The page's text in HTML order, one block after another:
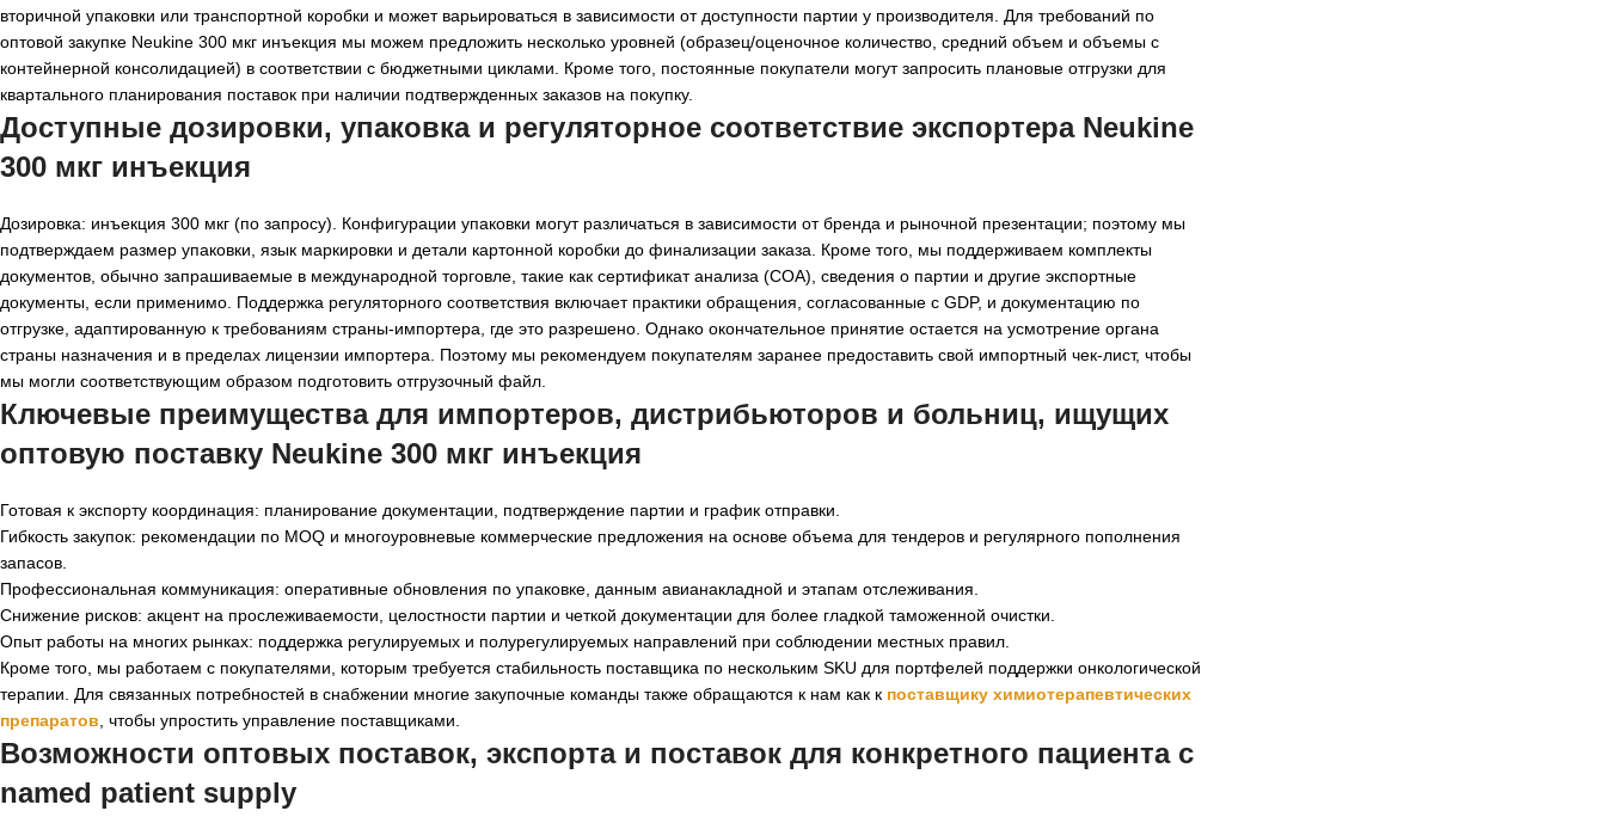
вторичной упаковки или транспортной коробки и может варьироваться в зависимости от доступности партии у производителя. Для требований по
оптовой закупке Neukine 300 мкг инъекция мы можем предложить несколько уровней (образец/оценочное количество, средний объем и объемы с
контейнерной консолидацией) в соответствии с бюджетными циклами. Кроме того, постоянные покупатели могут запросить плановые отгрузки для
квартального планирования поставок при наличии подтвержденных заказов на покупку.
Доступные дозировки, упаковка и регуляторное соответствие экспортера Neukine
300 мкг инъекция
Дозировка: инъекция 300 мкг (по запросу). Конфигурации упаковки могут различаться в зависимости от бренда и рыночной презентации; поэтому мы
подтверждаем размер упаковки, язык маркировки и детали картонной коробки до финализации заказа. Кроме того, мы поддерживаем комплекты
документов, обычно запрашиваемые в международной торговле, такие как сертификат анализа (COA), сведения о партии и другие экспортные
документы, если применимо. Поддержка регуляторного соответствия включает практики обращения, согласованные с GDP, и документацию по
отгрузке, адаптированную к требованиям страны-импортера, где это разрешено. Однако окончательное принятие остается на усмотрение органа
страны назначения и в пределах лицензии импортера. Поэтому мы рекомендуем покупателям заранее предоставить свой импортный чек-лист, чтобы
мы могли соответствующим образом подготовить отгрузочный файл.
Ключевые преимущества для импортеров, дистрибьюторов и больниц, ищущих
оптовую поставку Neukine 300 мкг инъекция
Готовая к экспорту координация: планирование документации, подтверждение партии и график отправки.
Гибкость закупок: рекомендации по MOQ и многоуровневые коммерческие предложения на основе объема для тендеров и регулярного пополнения
запасов.
Профессиональная коммуникация: оперативные обновления по упаковке, данным авианакладной и этапам отслеживания.
Снижение рисков: акцент на прослеживаемости, целостности партии и четкой документации для более гладкой таможенной очистки.
Опыт работы на многих рынках: поддержка регулируемых и полурегулируемых направлений при соблюдении местных правил.
Кроме того, мы работаем с покупателями, которым требуется стабильность поставщика по нескольким SKU для портфелей поддержки онкологической
терапии. Для связанных потребностей в снабжении многие закупочные команды также обращаются к нам как к поставщику химиотерапевтических
препаратов , чтобы упростить управление поставщиками.
Возможности оптовых поставок, экспорта и поставок для конкретного пациента с
named patient supply